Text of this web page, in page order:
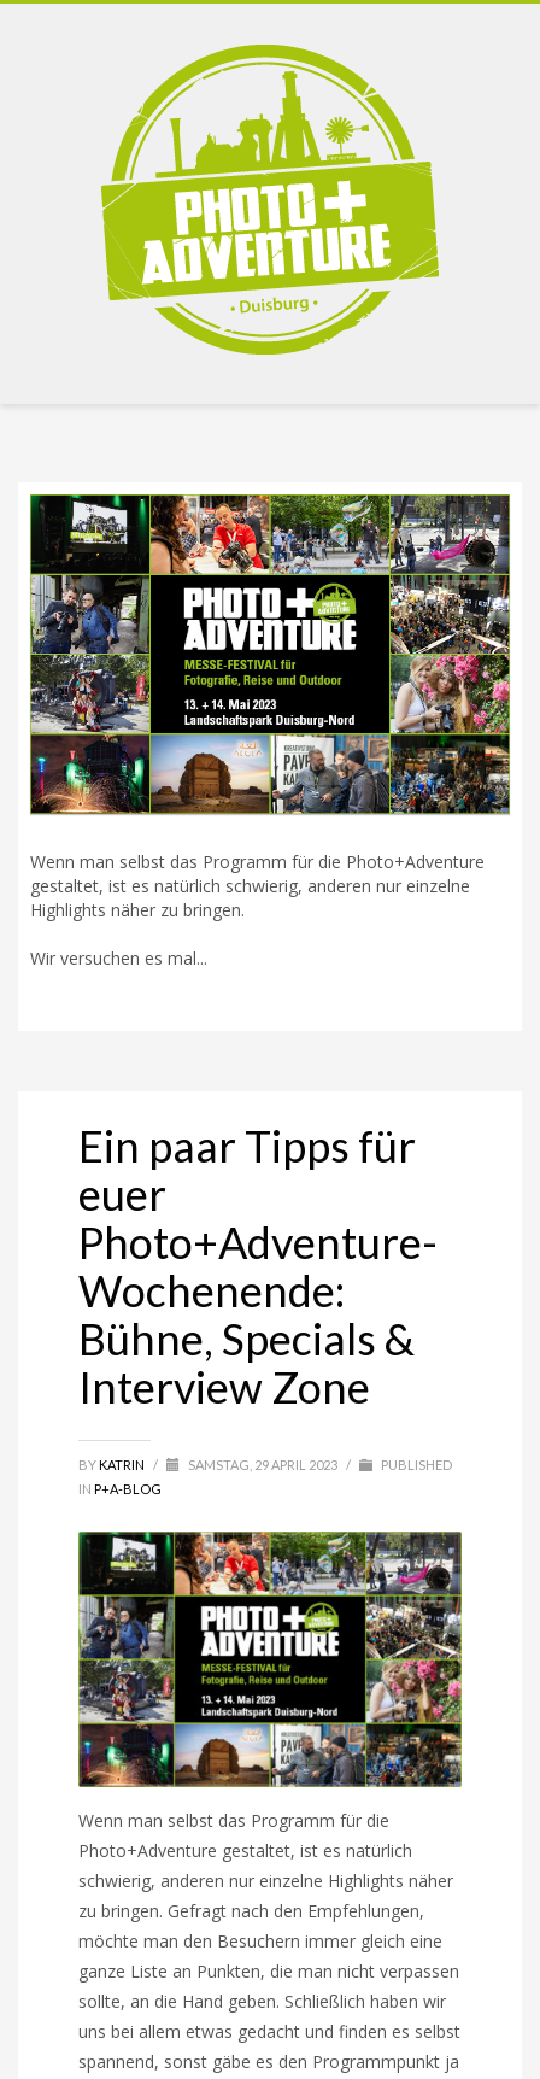
Wenn man selbst das Programm für die Photo+Adventure
gestaltet, ist es natürlich schwierig, anderen nur einzelne
Highlights näher zu bringen.
Wir versuchen es mal...
Ein paar Tipps für
euer
Photo+Adventure-
Wochenende:
Bühne, Specials &
Interview Zone
BYKATRIN / SAMSTAG, 29 APRIL 2023 /
PUBLISHED
INP+A-BLOG
Wenn man selbst das Programm für die
Photo+Adventure gestaltet, ist es natürlich
schwierig, anderen nur einzelne Highlights näher
zu bringen. Gefragt nach den Empfehlungen,
möchte man den Besuchern immer gleich eine
ganze Liste an Punkten, die man nicht verpassen
sollte, an die Hand geben. Schließlich haben wir
uns bei allem etwas gedacht und finden es selbst
spannend, sonst gäbe es den Programmpunkt ja